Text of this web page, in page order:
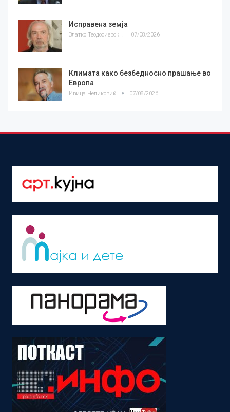
Исправена земја
Златко Теодосиевски 07/08/2026
Климата како безбедносно прашање во
Европа
Ивица Челиковиќ 07/08/2026